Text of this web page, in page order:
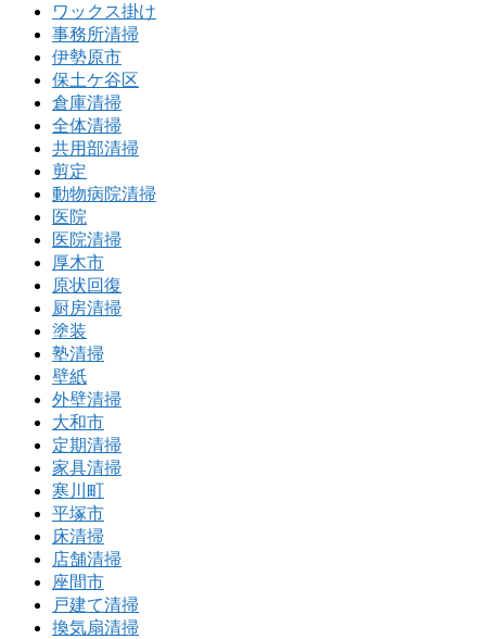
ワックス掛け
事務所清掃
伊勢原市
保土ケ谷区
倉庫清掃
全体清掃
共用部清掃
剪定
動物病院清掃
医院
医院清掃
厚木市
原状回復
厨房清掃
塗装
塾清掃
壁紙
外壁清掃
大和市
定期清掃
家具清掃
寒川町
平塚市
床清掃
店舗清掃
座間市
戸建て清掃
換気扇清掃